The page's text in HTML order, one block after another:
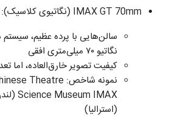
IMAX GT 70mm (نگاتیوی کلاسیک):
سالن‌هایی با پرده عظیم، سیستم
نگاتیو ۷۰ میلی‌متری افقی
کیفیت تصویر خارق‌العاده، اما
(استرالیا)